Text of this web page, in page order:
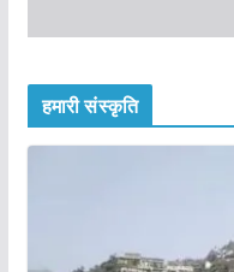
हमारी संस्कृति